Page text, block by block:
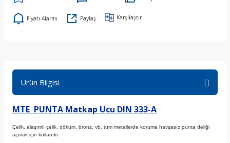
Fiyatı Alarmı Paylaş Karşılaştır
Ürün Bilgisi
MTE PUNTA Matkap Ucu DIN 333-A
Çelik, alaşımlı çelik, döküm, bronz, vb. tüm metallerde koruma havşasız punta deliği
açmak için kullanılır.